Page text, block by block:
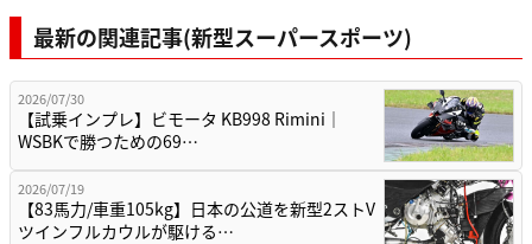
最新の関連記事(新型スーパースポーツ)
2026/07/30
【試乗インプレ】ビモータ KB998 Rimini｜
WSBKで勝つための69…
2026/07/19
【83馬力/車重105kg】日本の公道を新型2ストV
ツインフルカウルが駆ける…